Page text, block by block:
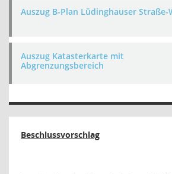
Auszug B-Plan Lüdinghauser Straße-
Auszug Katasterkarte mit
Abgrenzungsbereich
Beschlussvorschlag